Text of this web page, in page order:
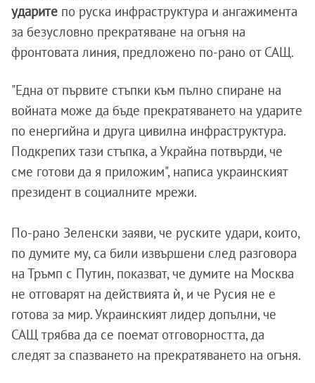
ударите по руска инфраструктура и ангажимента
за безусловно прекратяване на огъня на
фронтовата линия, предложено по-рано от САЩ.
"Една от първите стъпки към пълно спиране на
войната може да бъде прекратяването на ударите
по енергийна и друга цивилна инфраструктура.
Подкрепих тази стъпка, а Украйна потвърди, че
сме готови да я приложим", написа украинският
президент в социалните мрежи.
По-рано Зеленски заяви, че руските удари, които,
по думите му, са били извършени след разговора
на Тръмп с Путин, показват, че думите на Москва
не отговарят на действията ѝ, и че Русия не е
готова за мир. Украинският лидер допълни, че
САЩ трябва да се поемат отговорността, да
следят за спазването на прекратяването на огъня.